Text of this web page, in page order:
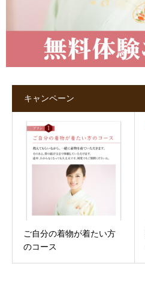
キャンペーン
ご自分の着物が着たい方
のコース